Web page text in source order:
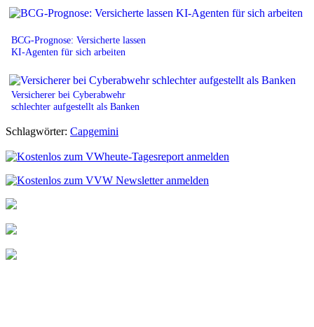
BCG-Prognose: Versicherte lassen
KI-Agenten für sich arbeiten
Versicherer bei Cyberabwehr
schlechter aufgestellt als Banken
Schlagwörter: Capgemini